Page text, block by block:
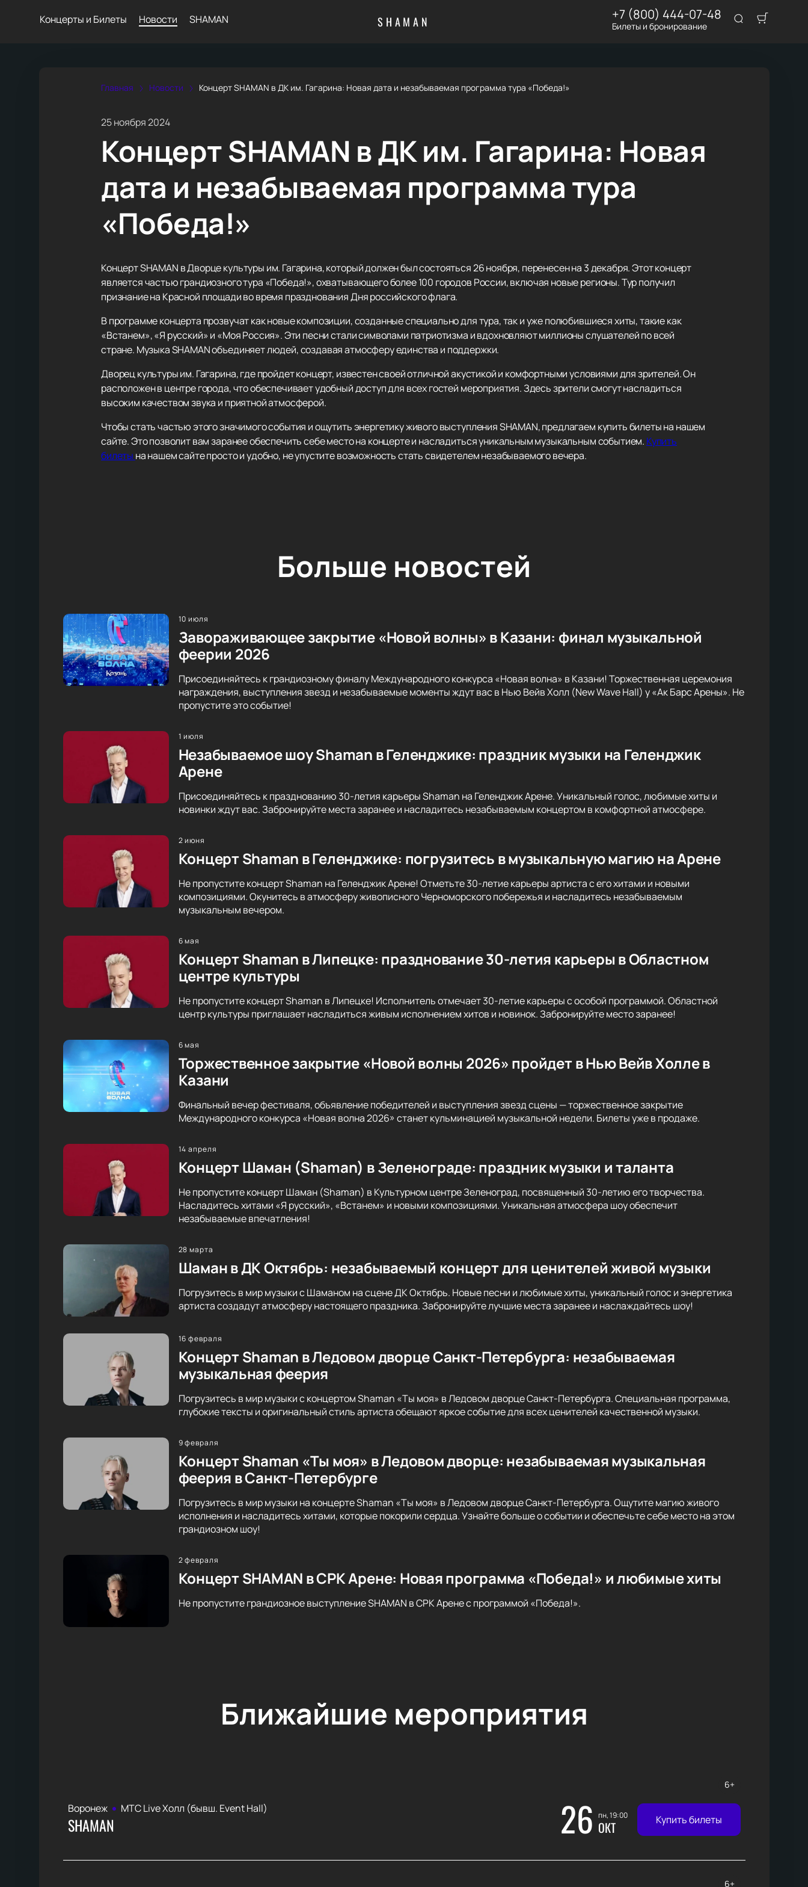
SHAMAN
Концерты и Билеты Новости SHAMAN +7 (800) 444-07-48
Билеты и бронирование
Главная Новости Концерт SHAMAN в ДК им. Гагарина: Новая дата и незабываемая программа тура «Победа!»
25 ноября 2024
Концерт SHAMAN в ДК им. Гагарина: Новая
дата и незабываемая программа тура
«Победа!»
Концерт SHAMAN в Дворце культуры им. Гагарина, который должен был состояться 26 ноября, перенесен на 3 декабря. Этот концерт
является частью грандиозного тура «Победа!», охватывающего более 100 городов России, включая новые регионы. Тур получил
признание на Красной площади во время празднования Дня российского флага.
В программе концерта прозвучат как новые композиции, созданные специально для тура, так и уже полюбившиеся хиты, такие как
«Встанем», «Я русский» и «Моя Россия». Эти песни стали символами патриотизма и вдохновляют миллионы слушателей по всей
стране. Музыка SHAMAN объединяет людей, создавая атмосферу единства и поддержки.
Дворец культуры им. Гагарина, где пройдет концерт, известен своей отличной акустикой и комфортными условиями для зрителей. Он
расположен в центре города, что обеспечивает удобный доступ для всех гостей мероприятия. Здесь зрители смогут насладиться
высоким качеством звука и приятной атмосферой.
Чтобы стать частью этого значимого события и ощутить энергетику живого выступления SHAMAN, предлагаем купить билеты на нашем
сайте. Это позволит вам заранее обеспечить себе место на концерте и насладиться уникальным музыкальным событием. Купить
билеты на нашем сайте просто и удобно, не упустите возможность стать свидетелем незабываемого вечера.
Больше новостей
10 июля
Завораживающее закрытие «Новой волны» в Казани: финал музыкальной
феерии 2026
Присоединяйтесь к грандиозному финалу Международного конкурса «Новая волна» в Казани! Торжественная церемония
награждения, выступления звезд и незабываемые моменты ждут вас в Нью Вейв Холл (New Wave Hall) у «Ак Барс Арены». Не
пропустите это событие!
1 июля
Незабываемое шоу Shaman в Геленджике: праздник музыки на Геленджик
Арене
Присоединяйтесь к празднованию 30-летия карьеры Shaman на Геленджик Арене. Уникальный голос, любимые хиты и
новинки ждут вас. Забронируйте места заранее и насладитесь незабываемым концертом в комфортной атмосфере.
2 июня
Концерт Shaman в Геленджике: погрузитесь в музыкальную магию на Арене
Не пропустите концерт Shaman на Геленджик Арене! Отметьте 30-летие карьеры артиста с его хитами и новыми
композициями. Окунитесь в атмосферу живописного Черноморского побережья и насладитесь незабываемым
музыкальным вечером.
6 мая
Концерт Shaman в Липецке: празднование 30-летия карьеры в Областном
центре культуры
Не пропустите концерт Shaman в Липецке! Исполнитель отмечает 30-летие карьеры с особой программой. Областной
центр культуры приглашает насладиться живым исполнением хитов и новинок. Забронируйте место заранее!
6 мая
Торжественное закрытие «Новой волны 2026» пройдет в Нью Вейв Холле в
Казани
Финальный вечер фестиваля, объявление победителей и выступления звезд сцены — торжественное закрытие
Международного конкурса «Новая волна 2026» станет кульминацией музыкальной недели. Билеты уже в продаже.
14 апреля
Концерт Шаман (Shaman) в Зеленограде: праздник музыки и таланта
Не пропустите концерт Шаман (Shaman) в Культурном центре Зеленоград, посвященный 30-летию его творчества.
Насладитесь хитами «Я русский», «Встанем» и новыми композициями. Уникальная атмосфера шоу обеспечит
незабываемые впечатления!
28 марта
Шаман в ДК Октябрь: незабываемый концерт для ценителей живой музыки
Погрузитесь в мир музыки с Шаманом на сцене ДК Октябрь. Новые песни и любимые хиты, уникальный голос и энергетика
артиста создадут атмосферу настоящего праздника. Забронируйте лучшие места заранее и наслаждайтесь шоу!
16 февраля
Концерт Shaman в Ледовом дворце Санкт-Петербурга: незабываемая
музыкальная феерия
Погрузитесь в мир музыки с концертом Shaman «Ты моя» в Ледовом дворце Санкт-Петербурга. Специальная программа,
глубокие тексты и оригинальный стиль артиста обещают яркое событие для всех ценителей качественной музыки.
9 февраля
Концерт Shaman «Ты моя» в Ледовом дворце: незабываемая музыкальная
феерия в Санкт-Петербурге
Погрузитесь в мир музыки на концерте Shaman «Ты моя» в Ледовом дворце Санкт-Петербурга. Ощутите магию живого
исполнения и насладитесь хитами, которые покорили сердца. Узнайте больше о событии и обеспечьте себе место на этом
грандиозном шоу!
2 февраля
Концерт SHAMAN в СРК Арене: Новая программа «Победа!» и любимые хиты
Не пропустите грандиозное выступление SHAMAN в СРК Арене с программой «Победа!».
Ближайшие мероприятия
Воронеж МТС Live Холл (бывш. Event Hall)
SHAMAN 26 пн, 19:00
ОКТ
6+
Купить билеты
6+